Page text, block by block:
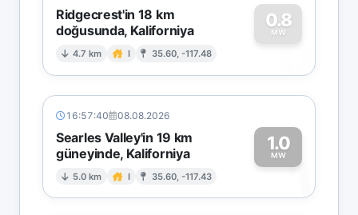
Ridgecrest'in 18 km
doğusunda, Kaliforniya
4.7 km I 35.60, -117.48
0.8
MW
0
16:57:40 08.08.2026
Searles Valley'in 19 km
güneyinde, Kaliforniya
5.0 km I 35.60, -117.43
1.0
MW1